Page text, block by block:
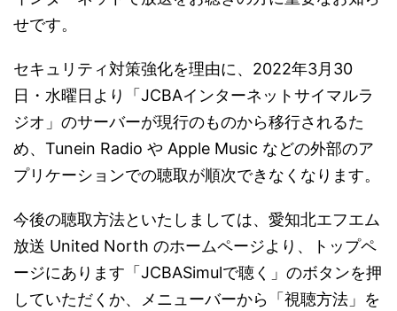
せです。
セキュリティ対策強化を理由に、2022年3月30
日・水曜日より「JCBAインターネットサイマルラ
ジオ」のサーバーが現行のものから移行されるた
め、Tunein Radio や Apple Music などの外部のア
プリケーションでの聴取が順次できなくなります。
今後の聴取方法といたしましては、愛知北エフエム
放送 United North のホームページより、トップペ
ージにあります「JCBASimulで聴く」のボタンを押
していただくか、メニューバーから「視聴方法」を